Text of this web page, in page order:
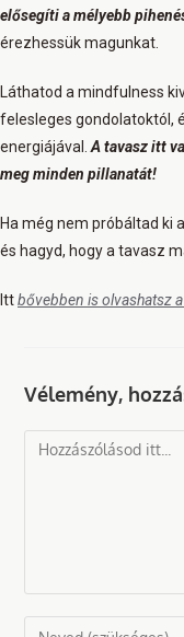
elősegíti a mélyebb
érezhessük magunkat.
Láthatod a mindfulness
felesleges gondolatoktól,
energiájával. A tavasz itt
meg minden pillanatát!
Ha még nem próbáltad ki
és hagyd, hogy a tavasz
Ittbővebben is olvashatsz
Vélemény,
Comment
Enter